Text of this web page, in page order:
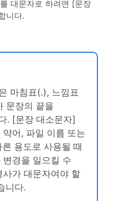
대문자로 하려면 [문장
니다.
마침표(.), 느낌표
문장의 끝을
. [문장 대소문자]
어, 파일 이름 또는
용도로 사용될 때
경을 일으킬 수
가 대문자여야 할
니다.